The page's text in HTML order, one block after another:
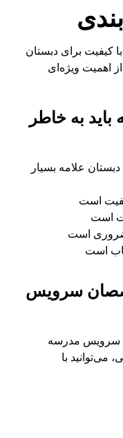
کیفیت برای دبستان
اهمیت ویژه‌ای
به خاطر
علامه بسیار
است
است
ضروری است
است
سرویس
سرویس مدرسه
می‌توانید با